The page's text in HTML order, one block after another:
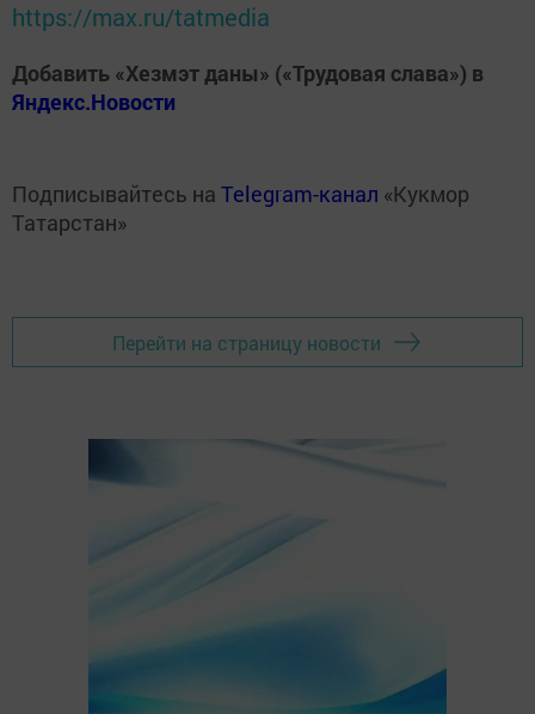
https://max.ru/tatmedia
Добавить «Хезмэт даны» («Трудовая слава») в
Яндекс.Новости
Подписывайтесь на Telegram-канал «Кукмор
Татарстан»
Перейти на страницу новости